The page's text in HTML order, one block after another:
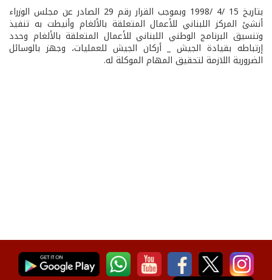
بتاريخ 15 /4 /1998 وبموجب القرار رقم 29 الصادر عن مجلس الوزراء
أنشئ المركز اللبناني للأعمال المتعلقة بالألغام وأنيطت به تنفيذ
وتنسيق البرنامج الوطني اللبناني للأعمال المتعلقة بالألغام وحدد
إرتباطه بقيادة الجيش _ أركان الجيش للعمليات، وجهز بالوسائل
الضرورية اللازمة لتحقيق المهام الموكلة له.